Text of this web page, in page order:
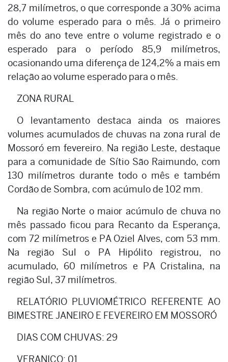
28,7 milímetros, o que corresponde a 30% acima
do volume esperado para o mês. Já o primeiro
mês do ano teve entre o volume registrado e o
esperado para o período 85,9 milímetros,
ocasionando uma diferença de 124,2% a mais em
relação ao volume esperado para o mês.
ZONA RURAL
O levantamento destaca ainda os maiores
volumes acumulados de chuvas na zona rural de
Mossoró em fevereiro. Na região Leste, destaque
para a comunidade de Sítio São Raimundo, com
130 milímetros durante todo o mês e também
Cordão de Sombra, com acúmulo de 102 mm.
Na região Norte o maior acúmulo de chuva no
mês passado ficou para Recanto da Esperança,
com 72 milímetros e PA Oziel Alves, com 53 mm.
Na região Sul o PA Hipólito registrou, no
acumulado, 60 milímetros e PA Cristalina, na
região Sul, 37 milímetros.
RELATÓRIO PLUVIOMÉTRICO REFERENTE AO
BIMESTRE JANEIRO E FEVEREIRO EM MOSSORÓ
DIAS COM CHUVAS: 29
VERANICO: 01